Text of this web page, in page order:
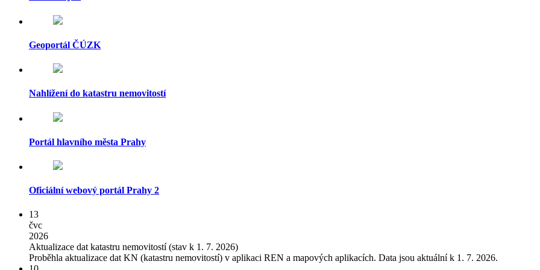
Geoportál ČÚZK
Nahlížení do katastru nemovitostí
Portál hlavního města Prahy
Oficiální webový portál Prahy 2
13
čvc
2026
Aktualizace dat katastru nemovitostí (stav k 1. 7. 2026)
Proběhla aktualizace dat KN (katastru nemovitostí) v aplikaci REN a mapových aplikacích. Data jsou aktuální k 1. 7. 2026.